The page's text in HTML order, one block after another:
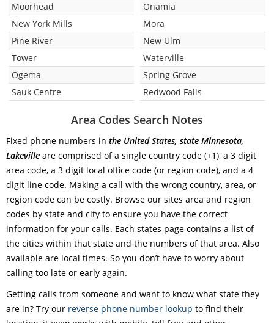
Moorhead
New York Mills
Pine River
Tower
Ogema
Sauk Centre
Onamia
Mora
New Ulm
Waterville
Spring Grove
Redwood Falls
Area Codes Search Notes
Fixed phone numbers in the United States, state Minnesota,
Lakeville are comprised of a single country code (+1), a 3 digit
area code, a 3 digit local office code (or region code), and a 4
digit line code. Making a call with the wrong country, area, or
region code can be costly. Browse our sites area and region
codes by state and city to ensure you have the correct
information for your calls. Each states page contains a list of
the cities within that state and the numbers of that area. Also
available are local times. So you don’t have to worry about
calling too late or early again.
Getting calls from someone and want to know what state they
are in? Try our reverse phone number lookup to find their